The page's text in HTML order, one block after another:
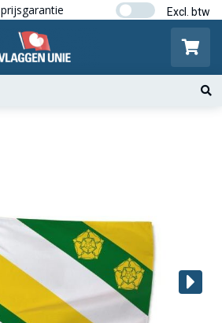
prijsgarantie Gratis